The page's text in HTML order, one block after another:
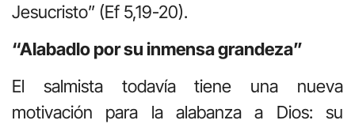
Jesucristo” (Ef 5,19-20).
“Alabadlo por su inmensa grandeza”
El salmista todavía tiene una nueva
motivación para la alabanza a Dios: su